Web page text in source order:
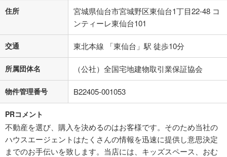
住所
宮城県仙台市宮城野区東仙台1丁目22-48 コ
ンティーレ東仙台101
交通 東北本線 「東仙台」駅 徒歩10分
所属団体名 （公社）全国宅地建物取引業保証協会
物件管理番号 B22405-001053
PRコメント
不動産を選び、購入を決めるのはお客様です。そのため当社の
ハウスエージェントはたくさんの情報を迅速に提供し意思決定
までのお手伝いを致します。当店には、キッズスペース、おむ